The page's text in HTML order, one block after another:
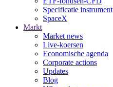
Specificatie instrument
SpaceX
Markt
Market news
Live-koersen
Economische agenda
Corporate actions
Updates
Blog